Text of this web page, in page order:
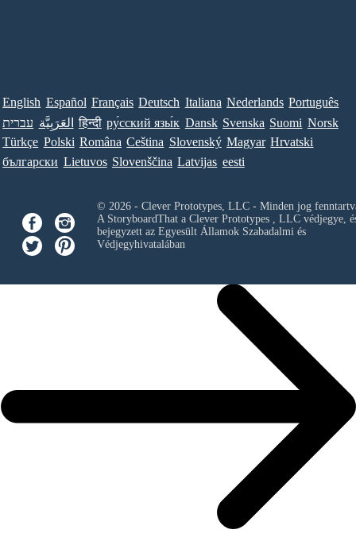
English Español Français Deutsch Italiana Nederlands Português
עברית العَرَبِيَّة हिन्दी ру́сский язы́к Dansk Svenska Suomi Norsk
Türkçe Polski Româna Ceština Slovenský Magyar Hrvatski
български Lietuvos Slovenščina Latvijas eesti
© 2026 - Clever Prototypes, LLC - Minden jog
A StoryboardThat a Clever Prototypes , LLCvédjegye,
bejegyzett az Egyesült Államok Szabadalmi és
Védjegyhivatalában